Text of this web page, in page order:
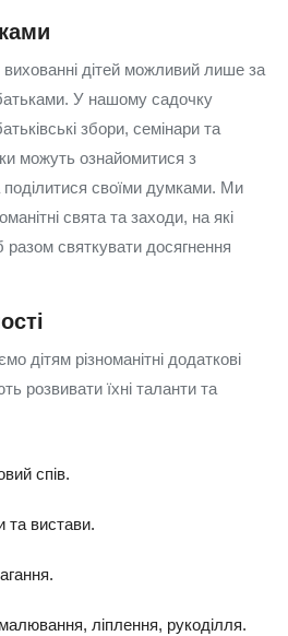
дітей можливий лише за
батьками. У нашому садочку
збори, семінари та
можуть ознайомитися з
своїми думками. Ми
свята та заходи, на які
святкувати досягнення
різноманітні додаткові
розвивати їхні таланти та
спів.
та вистави.
ліплення, рукоділля.